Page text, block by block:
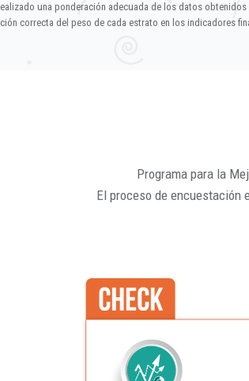
una ponderación adecuada de los datos obtenidos
correcta del peso de cada estrato en los indicadores
Programa para la
El proceso de encuestación